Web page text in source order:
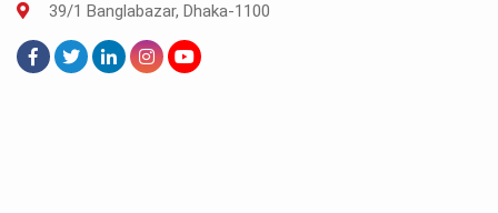
39/1 Banglabazar, Dhaka-1100